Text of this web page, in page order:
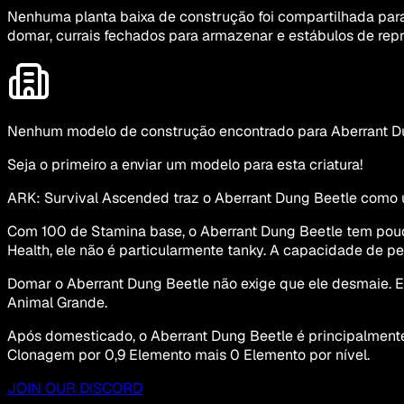
Nenhuma planta baixa de construção foi compartilhada
domar, currais fechados para armazenar e estábulos de
Nenhum modelo de construção encontrado para Aberrant
Seja o primeiro a enviar um modelo para esta criatura!
ARK: Survival Ascended traz o Aberrant Dung Beetle
Com 100 de Stamina base, o Aberrant Dung Beetle tem
Health, ele não é particularmente tanky. A capacidade de
Domar o Aberrant Dung Beetle não exige que ele
Animal Grande.
Após domesticado, o Aberrant Dung Beetle é
Clonagem por 0,9 Elemento mais 0 Elemento por nível.
JOIN OUR DISCORD